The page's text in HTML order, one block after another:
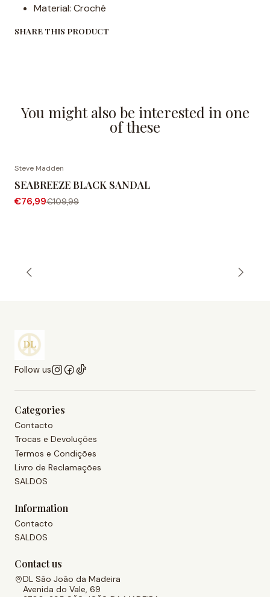
Material: Croché
SHARE THIS PRODUCT
You might also be interested in one
of these
Steve Madden
SEABREEZE BLACK SANDAL
€76,99€109,99
Follow us
Categories
Contacto
Trocas e Devoluções
Termos e Condições
Livro de Reclamações
SALDOS
Information
Contacto
SALDOS
Contact us
DL São João da Madeira
Avenida do Vale, 69